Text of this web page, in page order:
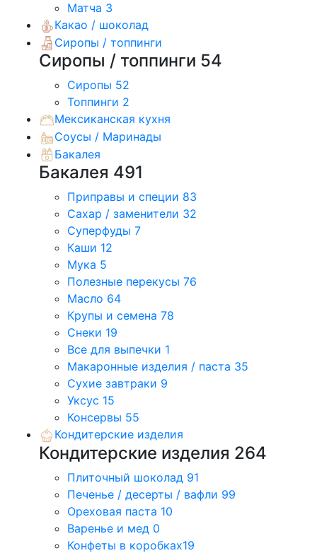
Матча 3
Какао / шоколад
Сиропы / топпинги
Сиропы / топпинги 54
Сиропы 52
Топпинги 2
Мексиканская кухня
Соусы / Маринады
Бакалея
Бакалея 491
Приправы и специи 83
Сахар / заменители 32
Суперфуды 7
Каши 12
Мука 5
Полезные перекусы 76
Масло 64
Крупы и семена 78
Снеки 19
Все для выпечки 1
Макаронные изделия / паста 35
Сухие завтраки 9
Уксус 15
Консервы 55
Кондитерские изделия
Кондитерские изделия 264
Плиточный шоколад 91
Печенье / десерты / вафли 99
Ореховая паста 10
Варенье и мед 0
Конфеты в коробках19